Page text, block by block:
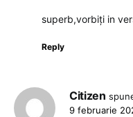
superb,vorbiți in
Reply
Citizen
9 februarie